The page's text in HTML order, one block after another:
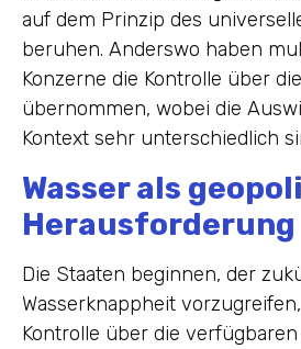
auf dem Prinzip des
beruhen. Anderswo haben
Konzerne die Kontrolle über
übernommen, wobei die
Kontext sehr unterschiedlich
Wasser als
Herausforderung
Die Staaten beginnen, der
Wasserknappheit
Kontrolle über die verfügbaren